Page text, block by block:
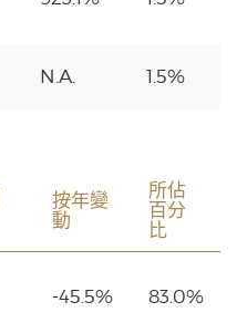
N.A. 1.5%
按年變
動
所佔
百分
比
-45.5% 83.0%